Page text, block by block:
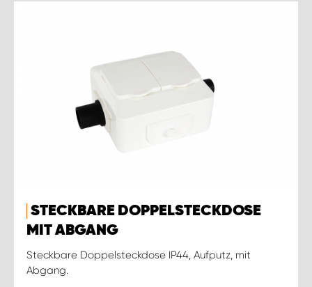
STECKBARE DOPPELSTECKDOSE
MIT ABGANG
Steckbare Doppelsteckdose IP44, Aufputz, mit
Abgang.